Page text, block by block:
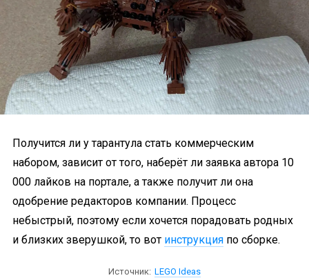
Получится ли у тарантула стать коммерческим
набором, зависит от того, наберёт ли заявка автора 10
000 лайков на портале, а также получит ли она
одобрение редакторов компании. Процесс
небыстрый, поэтому если хочется порадовать родных
и близких зверушкой, то вот инструкция по сборке.
Источник: LEGO Ideas